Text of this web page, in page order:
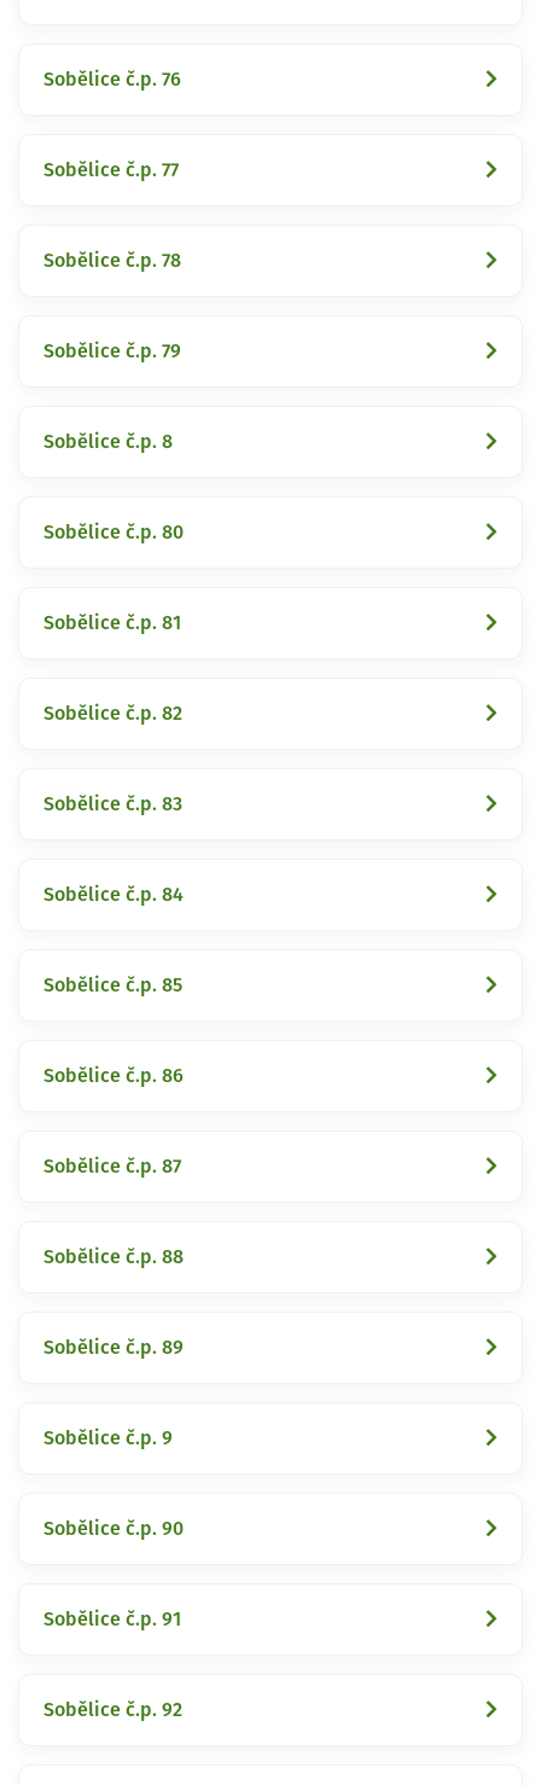
Sobělice č.p. 76
Sobělice č.p. 77
Sobělice č.p. 78
Sobělice č.p. 79
Sobělice č.p. 8
Sobělice č.p. 80
Sobělice č.p. 81
Sobělice č.p. 82
Sobělice č.p. 83
Sobělice č.p. 84
Sobělice č.p. 85
Sobělice č.p. 86
Sobělice č.p. 87
Sobělice č.p. 88
Sobělice č.p. 89
Sobělice č.p. 9
Sobělice č.p. 90
Sobělice č.p. 91
Sobělice č.p. 92